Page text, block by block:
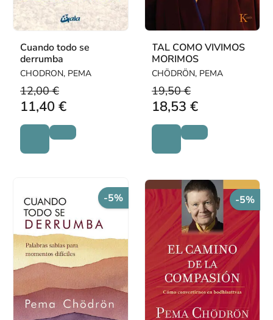
Cuando todo se
derrumba
CHODRON, PEMA
12,00 €
11,40 €
TAL COMO VIVIMOS
MORIMOS
CHÖDRÖN, PEMA
19,50 €
18,53 €
-5% -5%